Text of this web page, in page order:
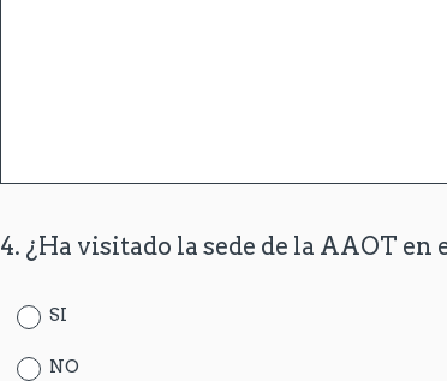
Question
4. ¿Ha visitado la sede de la AAOT en
SI
NO